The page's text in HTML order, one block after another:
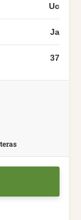
Uc
Ja
37